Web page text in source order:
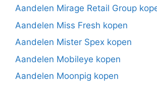
Aandelen Mirage Retail Group
Aandelen Miss Fresh kopen
Aandelen Mister Spex kopen
Aandelen Mobileye kopen
Aandelen Moonpig kopen